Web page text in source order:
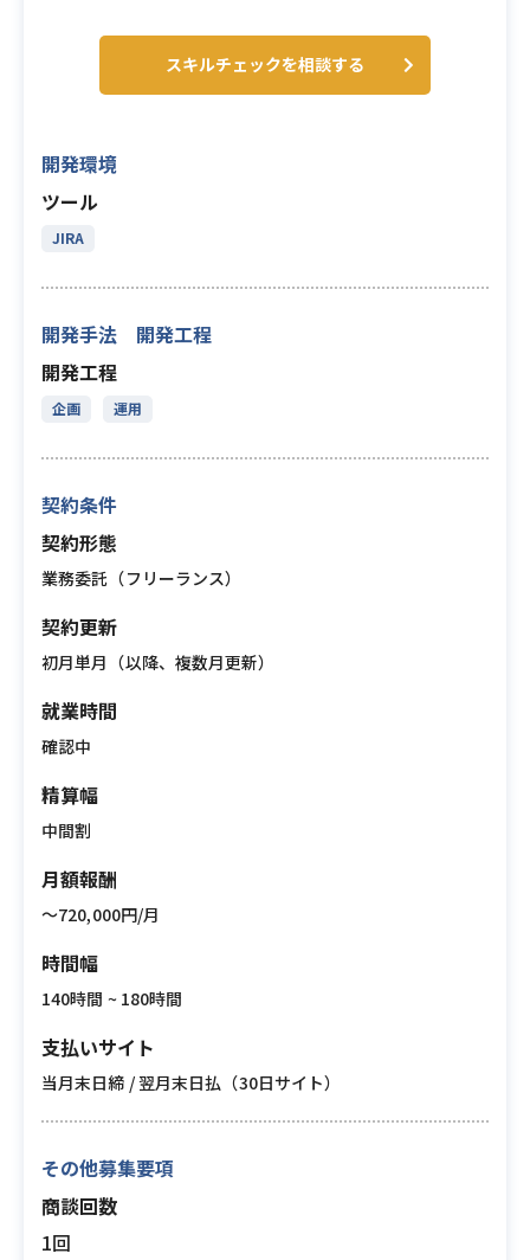
スキルチェックを相談する
開発環境
ツール
JIRA
開発手法 開発工程
開発工程
企画 運用
契約条件
契約形態
業務委託（フリーランス）
契約更新
初月単月（以降、複数月更新）
就業時間
確認中
精算幅
中間割
月額報酬
〜720,000円/月
時間幅
140時間 ~ 180時間
支払いサイト
当月末日締 / 翌月末日払（30日サイト）
その他募集要項
商談回数
1回